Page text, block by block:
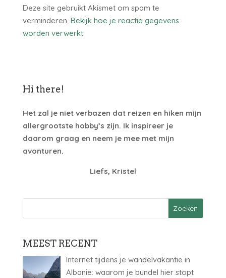
Deze site gebruikt Akismet om spam te
verminderen. Bekijk hoe je reactie gegevens
worden verwerkt.
Hi there!
Het zal je niet verbazen dat reizen en hiken mijn
allergrootste hobby’s zijn. Ik inspireer je
daarom graag en neem je mee met mijn
avonturen.
Liefs, Kristel
MEEST RECENT
Internet tijdens je wandelvakantie in
Albanië: waarom je bundel hier stopt